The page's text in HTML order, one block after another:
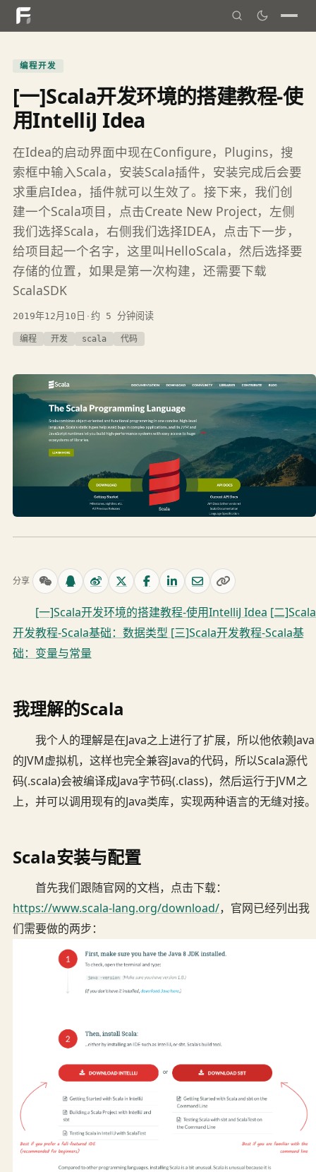
编程开发
[一]Scala开发环境的搭建教程-使
用IntelliJ Idea
在Idea的启动界面中现在Configure，Plugins，搜
索框中输入Scala，安装Scala插件，安装完成后会要
求重启Idea，插件就可以生效了。接下来，我们创
建一个Scala项目，点击Create New Project，左侧
我们选择Scala，右侧我们选择IDEA，点击下一步，
给项目起一个名字，这里叫HelloScala，然后选择要
存储的位置，如果是第一次构建，还需要下载
ScalaSDK
2019年12月10日 · 约 5 分钟阅读
编程 开发 scala 代码
分享
[一]Scala开发环境的搭建教程-使用IntelliJ Idea [二]Scala
开发教程-Scala基础：数据类型 [三]Scala开发教程-Scala基
础：变量与常量
我理解的Scala
我个人的理解是在Java之上进行了扩展，所以他依赖Java
的JVM虚拟机，这样也完全兼容Java的代码，所以Scala源代
码(.scala)会被编译成Java字节码(.class)，然后运行于JVM之
上，并可以调用现有的Java类库，实现两种语言的无缝对接。
Scala安装与配置
首先我们跟随官网的文档，点击下载：
https://www.scala-lang.org/download/，官网已经列出我
们需要做的两步：